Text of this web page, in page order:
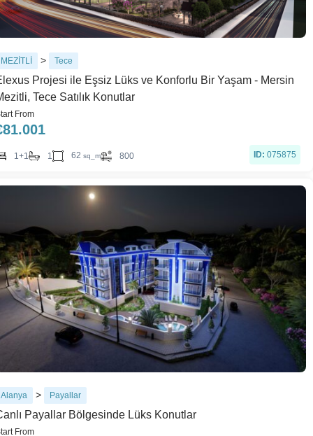
MEZİTLİ > Tece
Projesi ile Eşsiz Lüks ve Konforlu Bir Yaşam - Mersin
Tece Satılık Konutlar
From
81.001
1+1 1 62 sq_m 800 ID: 075875
Alanya > Payallar
Payallar Bölgesinde Lüks Konutlar
From